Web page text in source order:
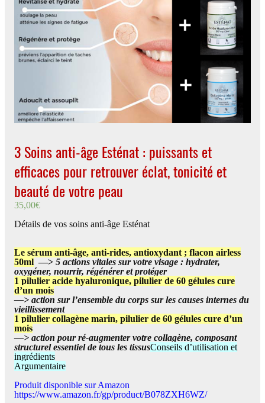
3 Soins anti-âge Esténat : puissants et
efficaces pour retrouver éclat, tonicité et
beauté de votre peau
35,00€
Détails de vos soins anti-âge Esténat
Le sérum anti-âge, anti-rides, antioxydant ; flacon airless
50ml —> 5 actions vitales sur votre visage : hydrater,
oxygéner, nourrir, régénérer et protéger
1 pilulier acide hyaluronique, pilulier de 60 gélules cure
d’un mois
—> action sur l’ensemble du corps sur les causes internes du
vieillissement
1 pilulier collagène marin, pilulier de 60 gélules cure d’un
mois
—> action pour ré-augmenter votre collagène, composant
structurel essentiel de tous les tissusConseils d’utilisation et
ingrédients
Argumentaire
Produit disponible sur Amazon
https://www.amazon.fr/gp/product/B078ZXH6WZ/